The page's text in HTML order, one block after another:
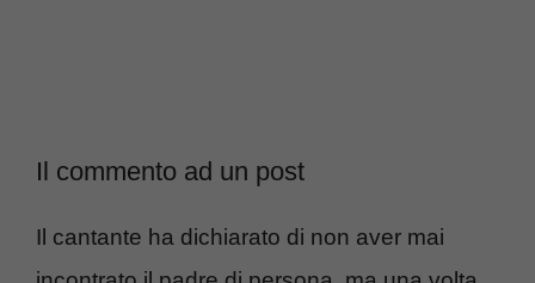
Il commento ad un post
Il cantante ha dichiarato di non aver mai